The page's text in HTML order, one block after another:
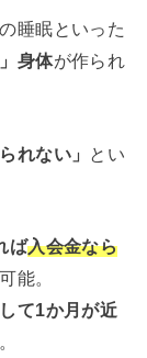
睡眠といった
身体が作られ
れない」 とい
ば入会金なら
能。
て1か月が近